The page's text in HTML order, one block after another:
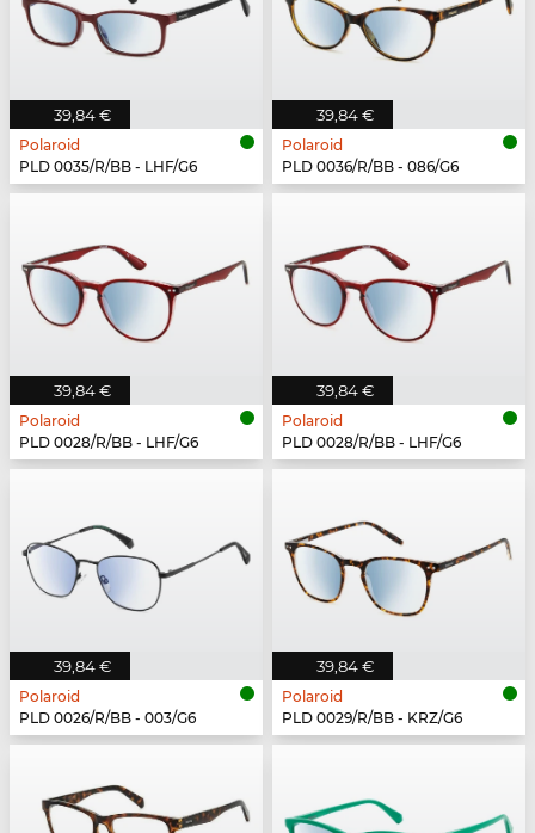
39,84 €
Polaroid
PLD 0035/R/BB - LHF/G6
39,84 €
Polaroid
PLD 0036/R/BB - 086/G6
39,84 €
Polaroid
PLD 0028/R/BB - LHF/G6
39,84 €
Polaroid
PLD 0028/R/BB - LHF/G6
39,84 €
Polaroid
PLD 0026/R/BB - 003/G6
39,84 €
Polaroid
PLD 0029/R/BB - KRZ/G6